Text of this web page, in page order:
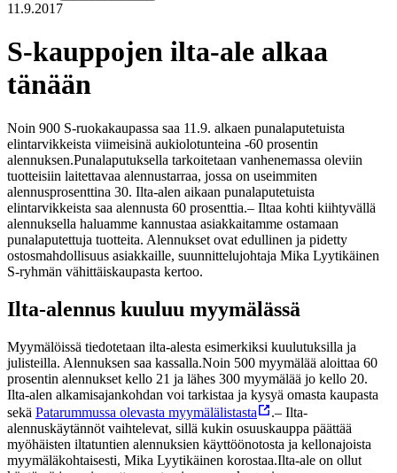
11.9.2017
S-kauppojen ilta-ale alkaa
tänään
Noin 900 S-ruokakaupassa saa 11.9. alkaen punalaputetuista
elintarvikkeista viimeisinä aukiolotunteina -60 prosentin
alennuksen.Punalaputuksella tarkoitetaan vanhenemassa oleviin
tuotteisiin laitettavaa alennustarraa, jossa on useimmiten
alennusprosenttina 30. Ilta-alen aikaan punalaputetuista
elintarvikkeista saa alennusta 60 prosenttia.– Iltaa kohti kiihtyvällä
alennuksella haluamme kannustaa asiakkaitamme ostamaan
punalaputettuja tuotteita. Alennukset ovat edullinen ja pidetty
ostosmahdollisuus asiakkaille, suunnittelujohtaja Mika Lyytikäinen
S-ryhmän vähittäiskaupasta kertoo.
Ilta-alennus kuuluu myymälässä
Myymälöissä tiedotetaan ilta-alesta esimerkiksi kuulutuksilla ja
julisteilla. Alennuksen saa kassalla.Noin 500 myymälää aloittaa 60
prosentin alennukset kello 21 ja lähes 300 myymälää jo kello 20.
Ilta-alen alkamisajankohdan voi tarkistaa ja kysyä omasta kaupasta
sekä Patarummussa olevasta myymälälistasta .– Ilta-
alennuskäytännöt vaihtelevat, sillä kukin osuuskauppa päättää
myöhäisten iltatuntien alennuksien käyttöönotosta ja kellonajoista
myymäläkohtaisesti, Mika Lyytikäinen korostaa.Ilta-ale on ollut